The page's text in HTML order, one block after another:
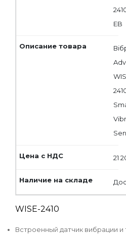
EB
21
WISE-2410
Встроенный датчик вибрации